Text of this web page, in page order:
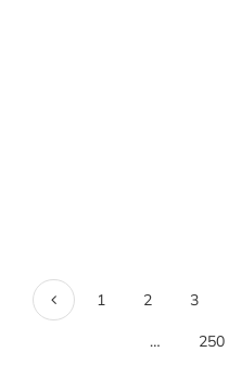
Précédent
1 2 3
… 250